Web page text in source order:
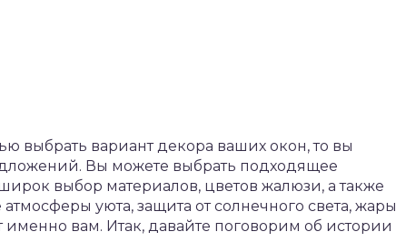
выбрать вариант декора ваших окон, то вы
Вы можете выбрать подходящее
выбор материалов, цветов жалюзи, а также
уюта, защита от солнечного света, жары
вам. Итак, давайте поговорим об истории